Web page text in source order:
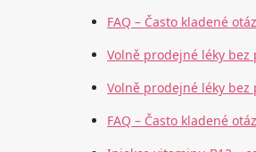
FAQ – Často kladené
Volně prodejné léky bez
Volně prodejné léky bez
FAQ – Často kladené